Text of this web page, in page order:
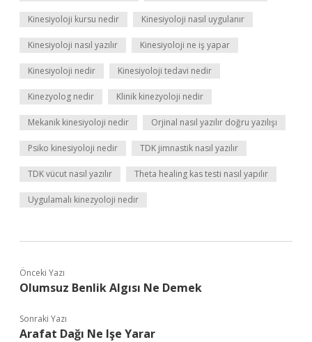
Kinesiyoloji kursu nedir Kinesiyoloji nasıl uygulanır
Kinesiyoloji nasıl yazılır Kinesiyoloji ne iş yapar
Kinesiyoloji nedir Kinesiyoloji tedavi nedir
Kinezyolog nedir Klinik kinezyoloji nedir
Mekanik kinesiyoloji nedir Orjinal nasıl yazılır doğru yazılışı
Psiko kinesiyoloji nedir TDK jimnastik nasıl yazılır
TDK vücut nasıl yazılır Theta healing kas testi nasıl yapılır
Uygulamalı kinezyoloji nedir
Önceki Yazı
Olumsuz Benlik Algısı Ne Demek
Sonraki Yazı
Arafat Dağı Ne Işe Yarar